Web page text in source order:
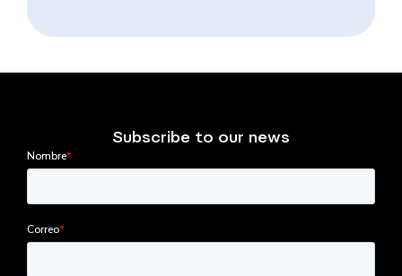
Subscribe to our news